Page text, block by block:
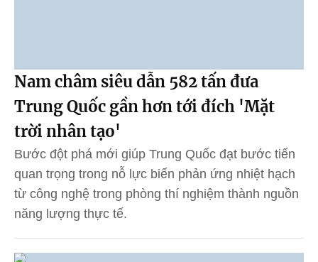
Nam châm siêu dẫn 582 tấn đưa
Trung Quốc gần hơn tới đích 'Mặt
trời nhân tạo'
Bước đột phá mới giúp Trung Quốc đạt bước tiến
quan trọng trong nỗ lực biến phản ứng nhiệt hạch
từ công nghệ trong phòng thí nghiệm thành nguồn
năng lượng thực tế.